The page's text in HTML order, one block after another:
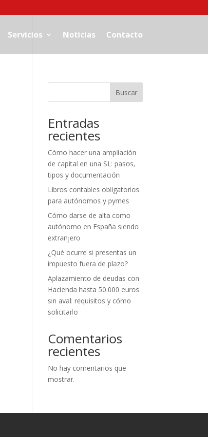
Servicios Noticias Contacto
Buscar
Entradas
recientes
Cómo hacer una ampliación
de capital en una SL: pasos,
tipos y documentación
Libros contables obligatorios
para autónomos y pymes
Cómo darse de alta como
autónomo en España siendo
extranjero
¿Qué ocurre si presentas un
impuesto fuera de plazo?
Aplazamiento de deudas con
Hacienda hasta 50.000 euros
sin aval: requisitos y cómo
solicitarlo
Comentarios
recientes
No hay comentarios que
mostrar.